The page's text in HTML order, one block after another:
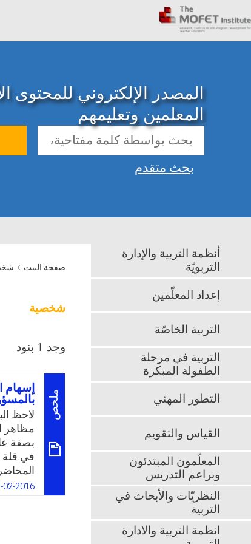
المصدر الإلكتروني للمحتوى
المعلمين وتعليمهم
بحث متقدم
صفحة البيت ›
شخصية
وجد 1 بنود
ملخص
إسهام
لاحظ
مظاهر
بصفة
في قلة
02-2016
أنظمة التربية والإدارة
التربويّة
إعداد المعلّمين
التربية الخاصّة
التربية في مرحلة
الطفولة المبكرة
التطور المهني
القياس والتقويم
المعلّمون المبتدئون
وبراعم التدريس
النظريّات والأبحاث في
التربية
انظمة التربية والادارة